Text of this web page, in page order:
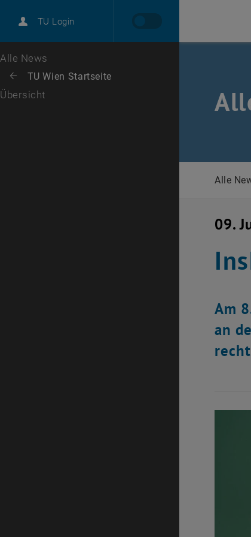
TU Login
Karriere
Zur 1. Menü Ebene
Alle News
Zurück: Subseiten von TU Wien Startseite auflisten
Zurück zur letzten Ebene:
TU Wien Startseite
Übersicht
Alle
09.
Am
an